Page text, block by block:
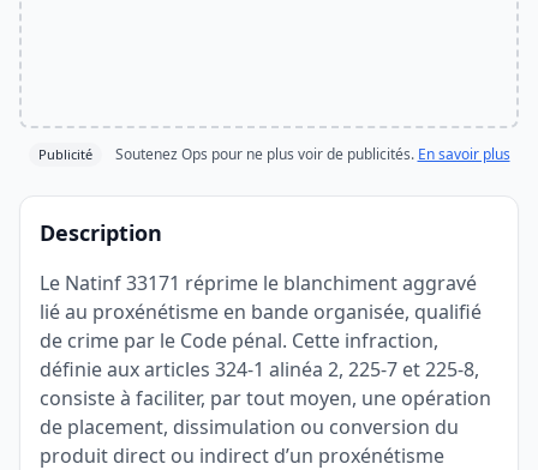
Publicité Soutenez Ops pour ne plus voir de publicités. En savoir plus
Description
Le Natinf 33171 réprime le blanchiment aggravé
lié au proxénétisme en bande organisée, qualifié
de crime par le Code pénal. Cette infraction,
définie aux articles 324-1 alinéa 2, 225-7 et 225-8,
consiste à faciliter, par tout moyen, une opération
de placement, dissimulation ou conversion du
produit direct ou indirect d’un proxénétisme